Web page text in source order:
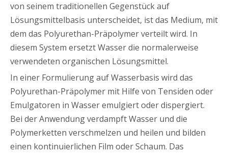
von seinem traditionellen Gegenstück auf
Lösungsmittelbasis unterscheidet, ist das Medium, mit
dem das Polyurethan-Präpolymer verteilt wird. In
diesem System ersetzt Wasser die normalerweise
verwendeten organischen Lösungsmittel.
In einer Formulierung auf Wasserbasis wird das
Polyurethan-Präpolymer mit Hilfe von Tensiden oder
Emulgatoren in Wasser emulgiert oder dispergiert.
Bei der Anwendung verdampft Wasser und die
Polymerketten verschmelzen und heilen und bilden
einen kontinuierlichen Film oder Schaum. Das